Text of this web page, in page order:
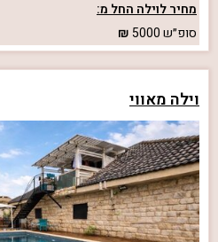
מחיר לוילה החל מ:
סופ״ש5000
וילה מאווי